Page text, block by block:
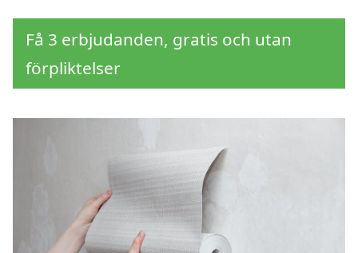
Få 3 erbjudanden, gratis och utan
förpliktelser